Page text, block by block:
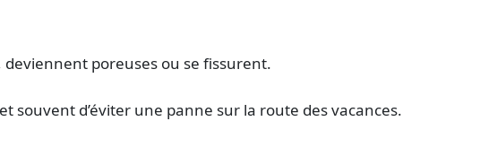
poreuses ou se fissurent.
souvent d’éviter une panne sur la route des vacances.